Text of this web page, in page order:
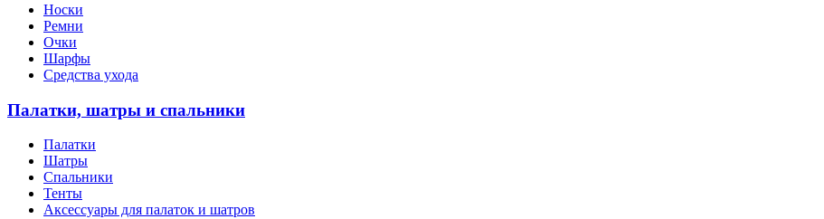
Носки
Ремни
Очки
Шарфы
Средства ухода
Палатки, шатры и спальники
Палатки
Шатры
Спальники
Тенты
Аксессуары для палаток и шатров